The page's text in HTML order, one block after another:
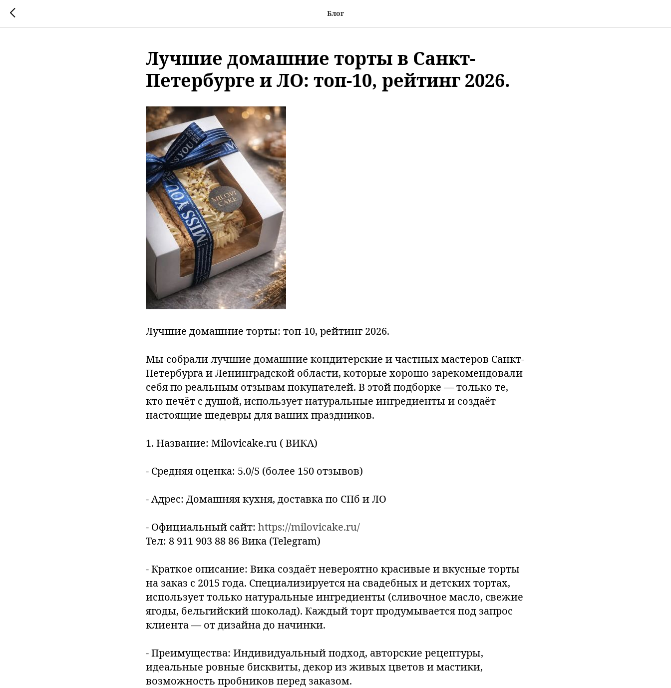
Блог
Лучшие домашние торты в Санкт-
Петербурге и ЛО: топ-10, рейтинг 2026.
Лучшие домашние торты: топ-10, рейтинг 2026.
Мы собрали лучшие домашние кондитерские и частных мастеров Санкт-
Петербурга и Ленинградской области, которые хорошо зарекомендовали
себя по реальным отзывам покупателей. В этой подборке — только те,
кто печёт с душой, использует натуральные ингредиенты и создаёт
настоящие шедевры для ваших праздников.
1. Название: Milovicake.ru ( ВИКА)
- Средняя оценка: 5.0/5 (более 150 отзывов)
- Адрес: Домашняя кухня, доставка по СПб и ЛО
- Официальный сайт: https://milovicake.ru/
Тел: 8 911 903 88 86 Вика (Telegram)
- Краткое описание: Вика создаёт невероятно красивые и вкусные торты
на заказ с 2015 года. Специализируется на свадебных и детских тортах,
использует только натуральные ингредиенты (сливочное масло, свежие
ягоды, бельгийский шоколад). Каждый торт продумывается под запрос
клиента — от дизайна до начинки.
- Преимущества: Индивидуальный подход, авторские рецептуры,
идеальные ровные бисквиты, декор из живых цветов и мастики,
возможность пробников перед заказом.